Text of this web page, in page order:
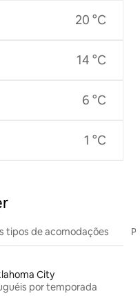
20 °C
14 °C
6 °C
1 °C
tipos de acomodações
City
por temporada